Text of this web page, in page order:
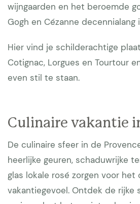
wijngaarden en het beroemde
Gogh en Cézanne decennialang
Hier vind je schilderachtige
Cotignac, Lorgues en Tourtour
even stil te staan.
Culinaire vakantie
De culinaire sfeer in de
heerlijke geuren, schaduwrijke
glas lokale rosé zorgen voor het
vakantiegevoel. Ontdek de rijke